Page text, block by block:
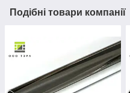
Подібні товари компанії